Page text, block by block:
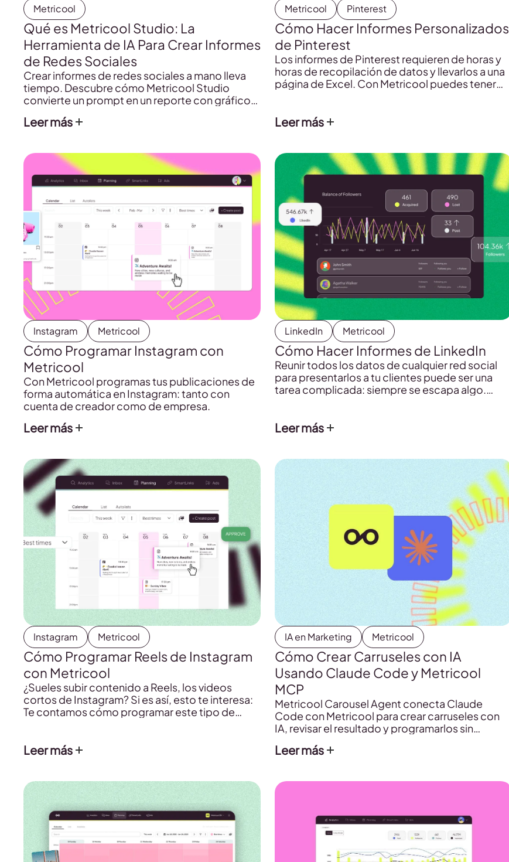
Metricool
Qué es Metricool Studio: La
Herramienta de IA Para Crear Informes
de Redes Sociales
Crear informes de redes sociales a mano lleva
tiempo. Descubre cómo Metricool Studio
convierte un prompt en un reporte con gráficos,
Leer más
Metricool Pinterest
Cómo Hacer Informes Personalizados
de Pinterest
Los informes de Pinterest requieren de horas y
horas de recopilación de datos y llevarlos a una
página de Excel. Con Metricool puedes tener
Leer más
Instagram Metricool
Cómo Programar Instagram con
Metricool
Con Metricool programas tus publicaciones de
forma automática en Instagram: tanto con
cuenta de creador como de empresa.
Leer más
LinkedIn Metricool
Cómo Hacer Informes de LinkedIn
Reunir todos los datos de cualquier red social
para presentarlos a tu clientes puede ser una
tarea complicada: siempre se escapa algo.
con Metricool.
Leer más
Instagram Metricool
Cómo Programar Reels de Instagram
con Metricool
¿Sueles subir contenido a Reels, los videos
cortos de Instagram? Si es así, esto te interesa:
Te contamos cómo programar este tipo de
Leer más
IA en Marketing Metricool
Cómo Crear Carruseles con IA
Usando Claude Code y Metricool
MCP
Metricool Carousel Agent conecta Claude
Code con Metricool para crear carruseles con
IA, revisar el resultado y programarlos sin
Leer más